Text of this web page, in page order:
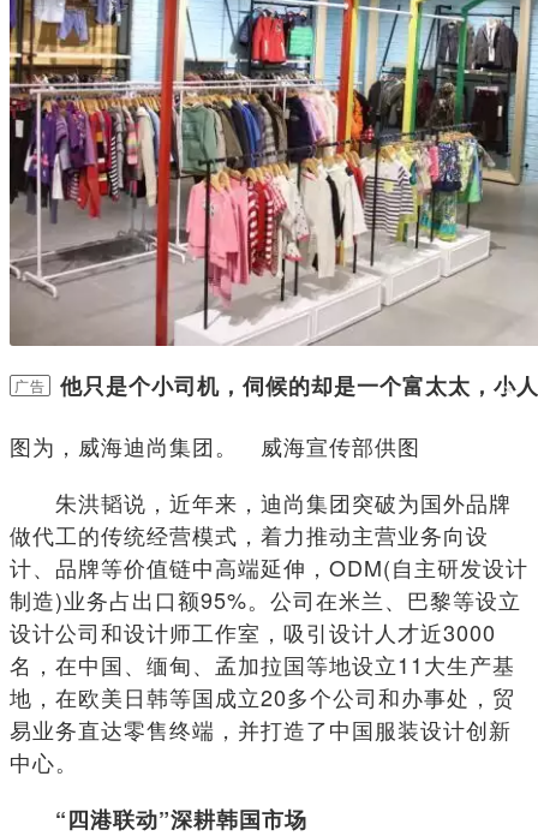
广告
他只是个小司机，伺候的却是一个富太太，小
×
图为，威海迪尚集团。 威海宣传部供图
朱洪韬说，近年来，迪尚集团突破为国外品牌
做代工的传统经营模式，着力推动主营业务向设
计、品牌等价值链中高端延伸，ODM(自主研发设计
制造)业务占出口额95%。公司在米兰、巴黎等设立
设计公司和设计师工作室，吸引设计人才近3000
名，在中国、缅甸、孟加拉国等地设立11大生产基
地，在欧美日韩等国成立20多个公司和办事处，贸
易业务直达零售终端，并打造了中国服装设计创新
中心。
“四港联动”深耕韩国市场